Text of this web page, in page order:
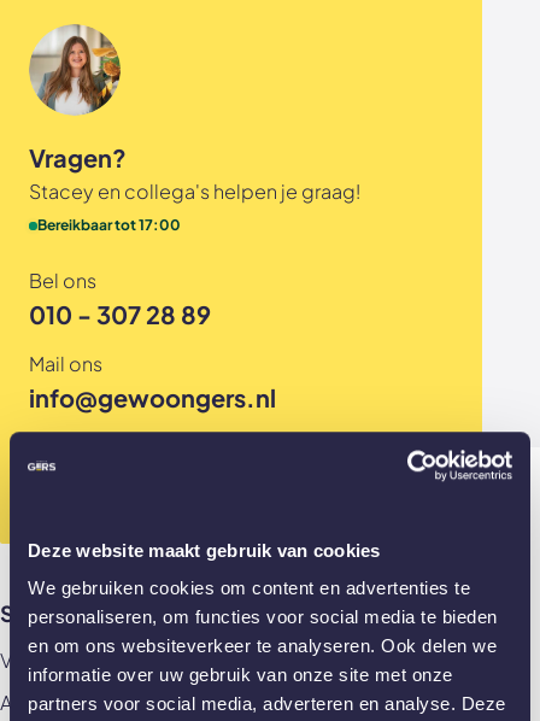
Deze website maakt gebruik van cookies
We gebruiken cookies om content en advertenties te
personaliseren, om functies voor social media te bieden
en om ons websiteverkeer te analyseren. Ook delen we
informatie over uw gebruik van onze site met onze
partners voor social media, adverteren en analyse. Deze
Akoestische panelen
Kleurstalen akoestische panelen
Accessoires
Stalen schuifdeuren
Stalen wanden
Akoestische panelen
Vragen?
Stacey en collega's helpen je graag!
Bereikbaar tot 17:00
Bel ons
010 - 307 28 89
Mail ons
info@gewoongers.nl
Showrooms
Vlaardingen
Amsterdam